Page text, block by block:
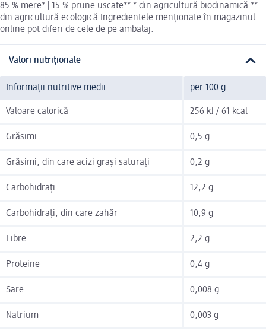
85 % mere* | 15 % prune uscate** * din agricultură biodinamică **
din agricultură ecologică Ingredientele menționate în magazinul
online pot diferi de cele de pe ambalaj.
Valori nutriționale
Informații nutritive medii per 100 g
Valoare calorică 256 kJ / 61 kcal
Grăsimi 0,5 g
Grăsimi, din care acizi grași saturați 0,2 g
Carbohidrați 12,2 g
Carbohidrați, din care zahăr 10,9 g
Fibre 2,2 g
Proteine 0,4 g
Sare 0,008 g
Natrium 0,003 g